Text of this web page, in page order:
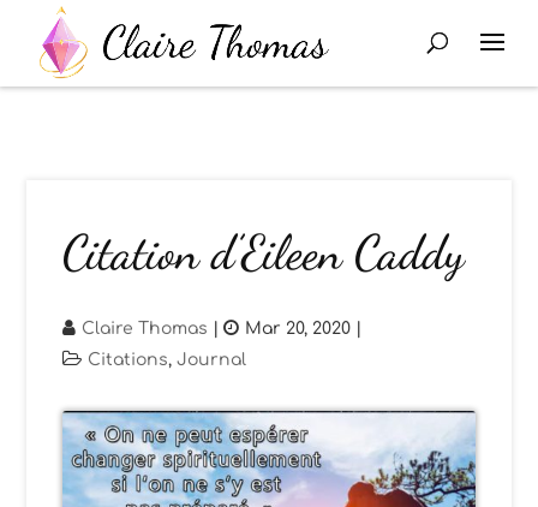
Citation d’Eileen Caddy
Claire Thomas | Mar 20, 2020
Citations,Journal